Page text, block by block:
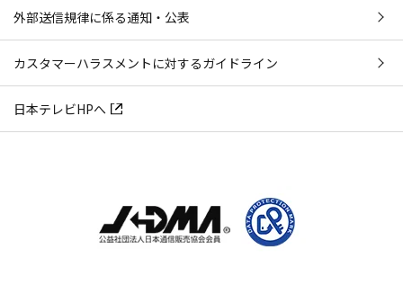
外部送信規律に係る通知・公表
カスタマーハラスメントに対するガイドライン
日本テレビHPへ